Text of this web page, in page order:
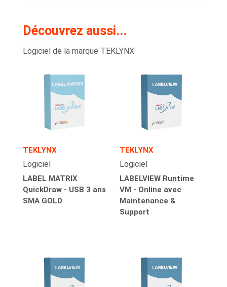
Découvrez aussi...
Logiciel de la marque TEKLYNX
TEKLYNX
Logiciel
LABEL MATRIX
QuickDraw - USB 3 ans
SMA GOLD
TEKLYNX
Logiciel
LABELVIEW Runtime
VM - Online avec
Maintenance &
Support